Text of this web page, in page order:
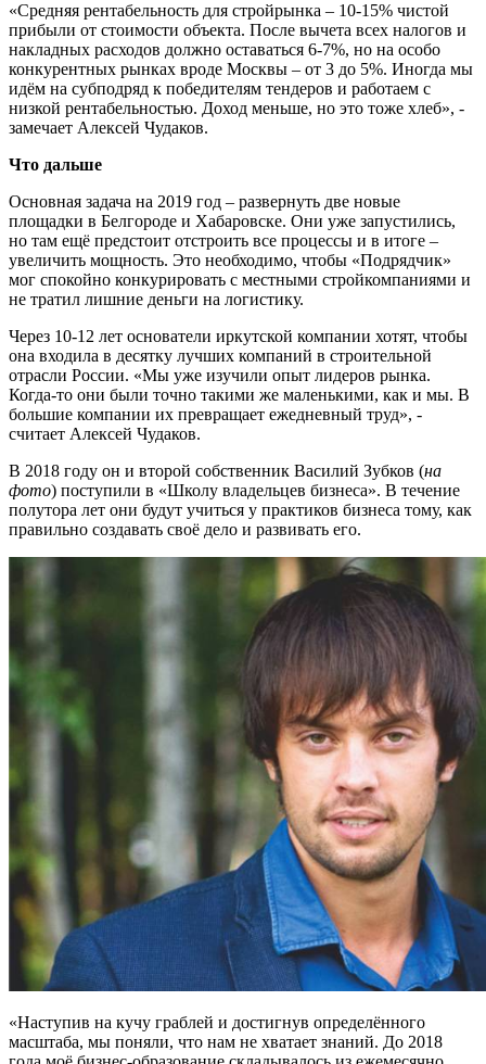
«Средняя рентабельность для стройрынка – 10-15% чистой
прибыли от стоимости объекта. После вычета всех налогов и
накладных расходов должно оставаться 6-7%, но на особо
конкурентных рынках вроде Москвы – от 3 до 5%. Иногда мы
идём на субподряд к победителям тендеров и работаем с
низкой рентабельностью. Доход меньше, но это тоже хлеб», -
замечает Алексей Чудаков.
Что дальше
Основная задача на 2019 год – развернуть две новые
площадки в Белгороде и Хабаровске. Они уже запустились,
но там ещё предстоит отстроить все процессы и в итоге –
увеличить мощность. Это необходимо, чтобы «Подрядчик»
мог спокойно конкурировать с местными стройкомпаниями и
не тратил лишние деньги на логистику.
Через 10-12 лет основатели иркутской компании хотят, чтобы
она входила в десятку лучших компаний в строительной
отрасли России. «Мы уже изучили опыт лидеров рынка.
Когда-то они были точно такими же маленькими, как и мы. В
большие компании их превращает ежедневный труд», -
считает Алексей Чудаков.
В 2018 году он и второй собственник Василий Зубков (на
фото) поступили в «Школу владельцев бизнеса». В течение
полутора лет они будут учиться у практиков бизнеса тому, как
правильно создавать своё дело и развивать его.
«Наступив на кучу граблей и достигнув определённого
масштаба, мы поняли, что нам не хватает знаний. До 2018